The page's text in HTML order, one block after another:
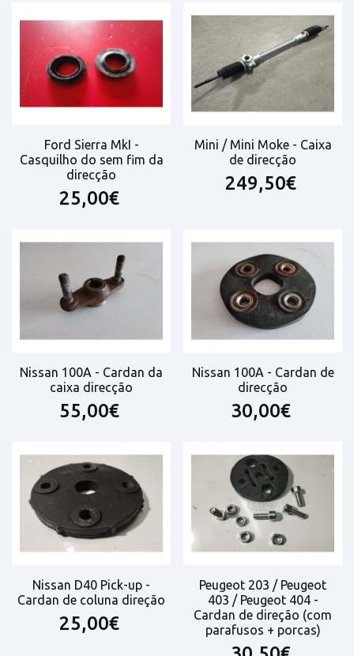
Ford Sierra MkI -
Casquilho do sem fim da
direcção
25,00€
Mini / Mini Moke - Caixa
de direcção
249,50€
Nissan 100A - Cardan da
caixa direcção
55,00€
Nissan 100A - Cardan de
direcção
30,00€
Nissan D40 Pick-up -
Cardan de coluna direção
25,00€
Peugeot 203 / Peugeot
403 / Peugeot 404 -
Cardan de direção (com
parafusos + porcas)